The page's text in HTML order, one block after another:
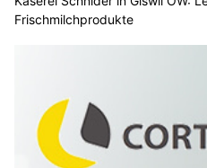
Frischmilchprodukte